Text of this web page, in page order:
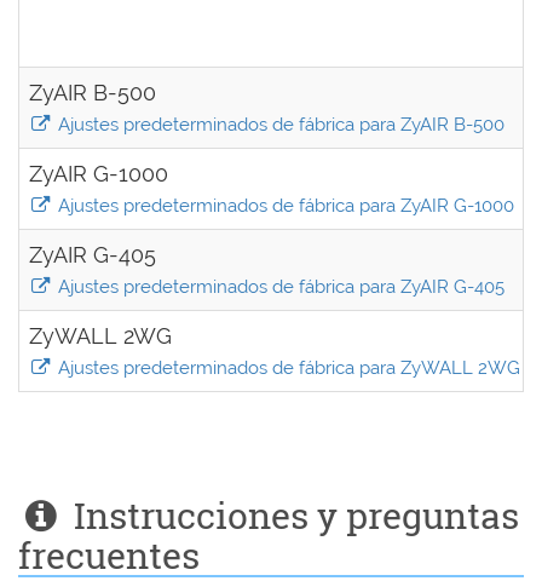
ZyAIR B-500
Ajustes predeterminados de fábrica para ZyAIR B-500
ZyAIR G-1000
Ajustes predeterminados de fábrica para ZyAIR G-1000
ZyAIR G-405
Ajustes predeterminados de fábrica para ZyAIR G-405
ZyWALL 2WG
Ajustes predeterminados de fábrica para ZyWALL 2WG
Instrucciones y preguntas
frecuentes